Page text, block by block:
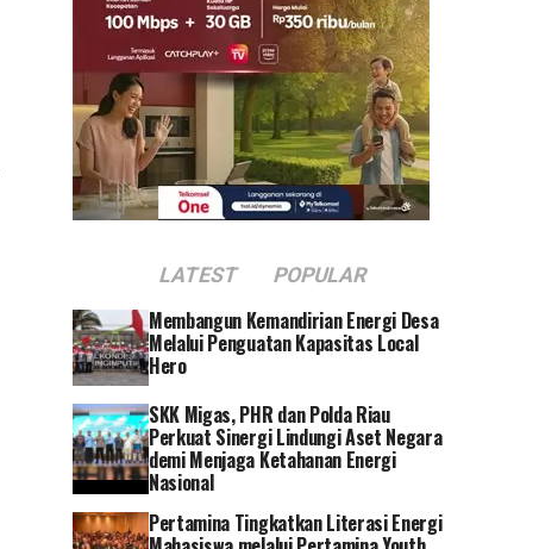
LATEST POPULAR
Membangun Kemandirian Energi Desa
Melalui Penguatan Kapasitas Local
Hero
SKK Migas, PHR dan Polda Riau
Perkuat Sinergi Lindungi Aset Negara
demi Menjaga Ketahanan Energi
Nasional
Pertamina Tingkatkan Literasi Energi